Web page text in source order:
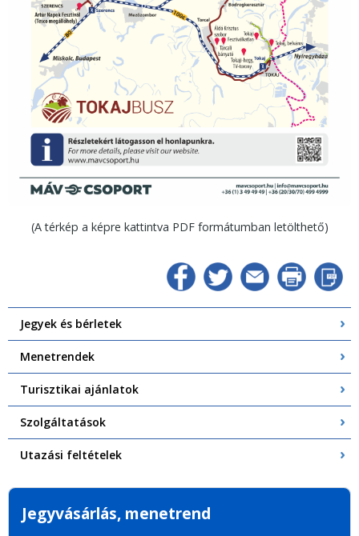
(A térkép a képre kattintva PDF formátumban letölthető)
Jegyek és bérletek
Menetrendek
Turisztikai ajánlatok
Szolgáltatások
Utazási feltételek
Jegyvásárlás, menetrend